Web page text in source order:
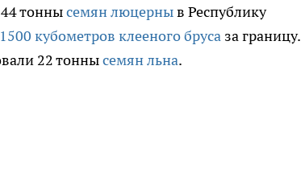
тоннысемян люцерныв Республику
кубометров клееного бруса за границу.
22 тоннысемян льна.